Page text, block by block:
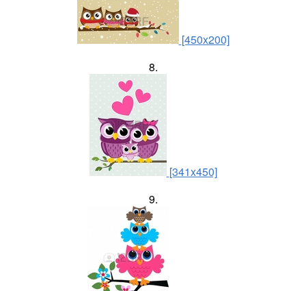
[450x200]
8.
[341x450]
9.